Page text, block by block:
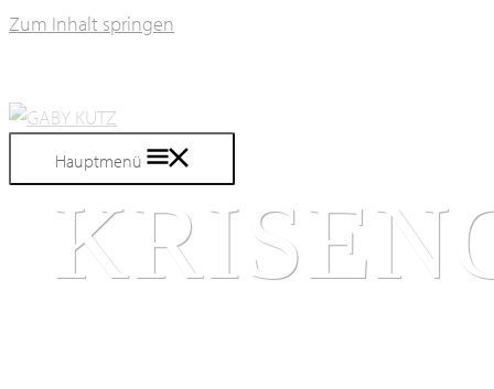
Zum Inhalt springen
Hauptmenü